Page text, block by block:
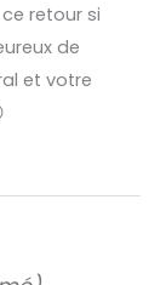
retour si
de
et votre